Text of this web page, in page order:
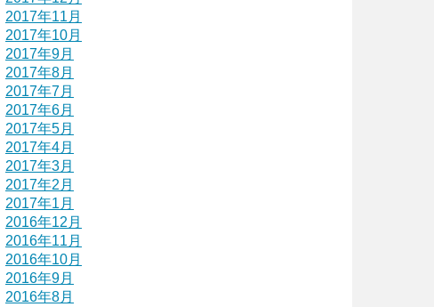
2017年11月
2017年10月
2017年9月
2017年8月
2017年7月
2017年6月
2017年5月
2017年4月
2017年3月
2017年2月
2017年1月
2016年12月
2016年11月
2016年10月
2016年9月
2016年8月